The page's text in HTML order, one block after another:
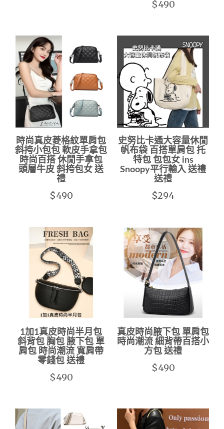
$490
時尚真皮菱格紋單肩包
斜挎小包包 軟皮手拿包
時尚百搭 休閒手拿包
頭層牛皮 斜挎包女 送
禮
$490
史努比卡通大容量休閒
帆布袋 百搭單肩包 托
特包 包包女 ins
Snoopy平行輸入 送禮
送禮
$294
1加1真皮時尚半月包
斜背包 胸包 腋下包 單
肩包 時尚潮流 寬肩帶
零錢包 送禮
$490
真皮時尚腋下包 單肩包
時尚潮流 細背帶百搭小
方包 送禮
$490